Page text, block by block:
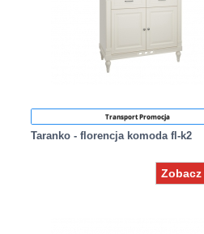
Transport Promocja
Taranko - florencja komoda fl-k2
Zobacz